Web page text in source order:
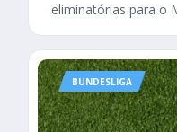
eliminatórias para o
BUNDESLIGA